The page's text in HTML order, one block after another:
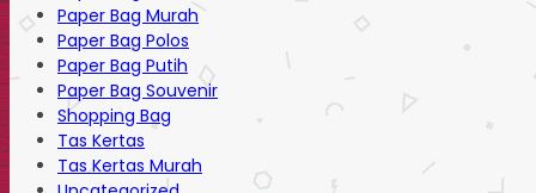
Paper Bag Murah
Paper Bag Polos
Paper Bag Putih
Paper Bag Souvenir
Shopping Bag
Tas Kertas
Tas Kertas Murah